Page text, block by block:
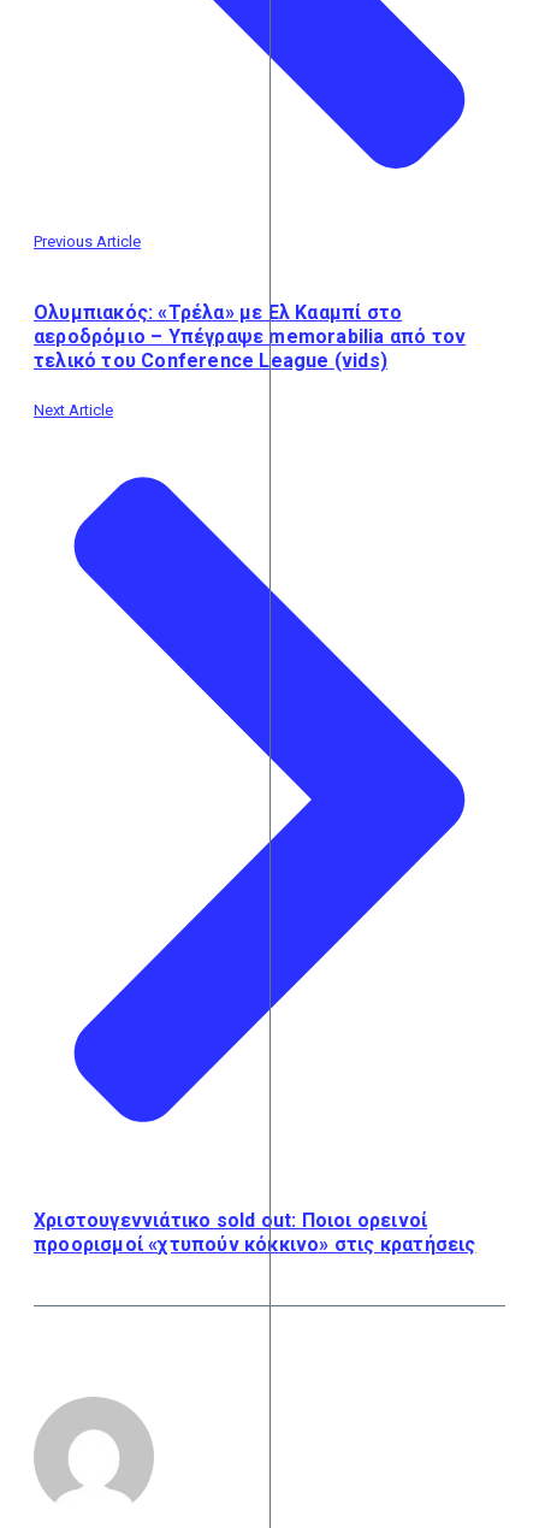
Previous Article
Ολυμπιακός: «Τρέλα» με Ελ Κααμπί στο
αεροδρόμιο – Υπέγραψε memorabilia από τον
τελικό του Conference League (vids)
Next Article
Χριστουγεννιάτικο sold out: Ποιοι ορεινοί
προορισμοί «χτυπούν κόκκινο» στις κρατήσεις